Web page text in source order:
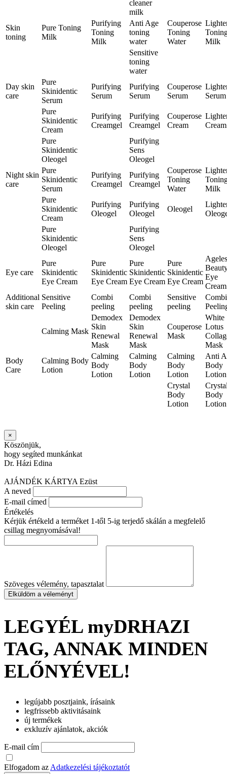
cleaner
milk
Skin
toning
Pure Toning
Milk
Purifying
Toning
Milk
Anti Age
toning
water
Couperose
Toning
Water
Milk
Sensitive
toning
water
Day skin
care
Pure
Skinidentic
Serum
Purifying
Serum
Purifying
Serum
Couperose
Serum
Serum
Pure
Skinidentic
Cream
Purifying
Creamgel
Purifying
Creamgel
Couperose
Cream
Cream
Pure
Skinidentic
Oleogel
Purifying
Sens
Oleogel
Night skin
care
Pure
Skinidentic
Serum
Purifying
Creamgel
Purifying
Creamgel
Couperose
Toning
Water
Milk
Pure
Skinidentic
Cream
Purifying
Oleogel
Purifying
Oleogel
Oleogel
Pure
Skinidentic
Oleogel
Purifying
Sens
Oleogel
Eye care
Pure
Skinidentic
Eye Cream
Pure
Skinidentic
Eye Cream
Pure
Skinidentic
Eye Cream
Pure
Skinidentic
Eye Cream
Eye
Cream
Additional
skin care
Sensitive
Peeling
Combi
peeling
Combi
peeling
Sensitive
peeling
Combi
Calming Mask
Demodex
Skin
Renewal
Mask
Demodex
Skin
Renewal
Mask
Couperose
Mask
White
Lotus
Mask
Body
Care
Calming Body
Lotion
Calming
Body
Lotion
Calming
Body
Lotion
Calming
Body
Lotion
Anti
Body
Lotion
Crystal
Body
Lotion
Body
Lotion
×
Köszönjük,
hogy segíted munkánkat
Dr. Házi Edina
AJÁNDÉK KÁRTYA Ezüst
A neved
E-mail címed
Értékelés
Kérjük értékeld a terméket 1-től 5-ig terjedő skálán a megfelelő
csillag megnyomásával!
Szöveges vélemény, tapasztalat
Elküldöm a véleményt
LEGYÉL myDRHAZI
TAG, ANNAK MINDEN
ELŐNYÉVEL!
legújabb posztjaink, írásaink
legfrissebb aktivitásaink
új termékek
exkluzív ajánlatok, akciók
E-mail cím
Elfogadom az Adatkezelési tájékoztatót